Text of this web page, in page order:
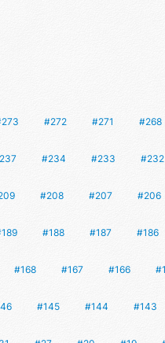
#272 #271 #268
#234 #233 #232
#208 #207 #206
#188 #187 #186
#168 #167 #166
#145 #144 #143